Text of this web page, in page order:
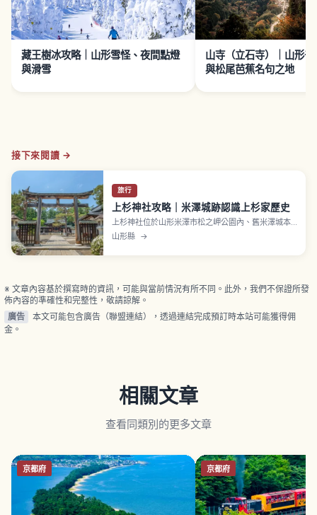
藏王樹冰攻略｜山形雪怪、夜間點燈
與滑雪
山寺（立石寺）｜山形
與松尾芭蕉名句之地
接下來閱讀 →
旅行
上杉神社攻略｜米澤城跡認識上杉家歷史
上杉神社位於山形米澤市松之岬公園內、舊米澤城本
丸遺跡上、祭神為戰國武將上杉謙信。社殿為大正米
澤大火後重建、由米澤出身建築家伊東忠太參與設
計。寶物殿稽照殿開館3月下旬至11月25日、9時30
山形縣 →
※ 文章內容基於撰寫時的資訊，可能與當前情況有所不同。此外，我們不保證所發
佈內容的準確性和完整性，敬請諒解。
廣告
本文可能包含廣告（聯盟連結），透過連結完成預訂時本站可能獲得佣
金。
相關文章
查看同類別的更多文章
京都府 京都府